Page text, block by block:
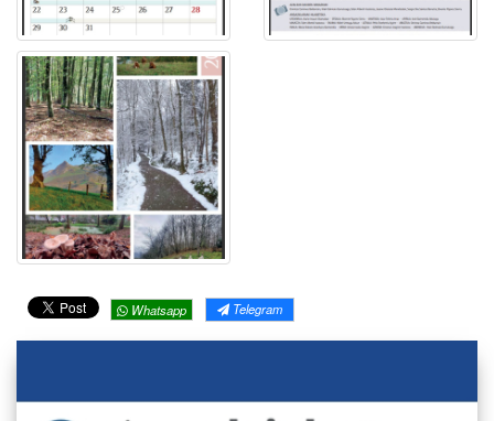
Whatsapp Telegram